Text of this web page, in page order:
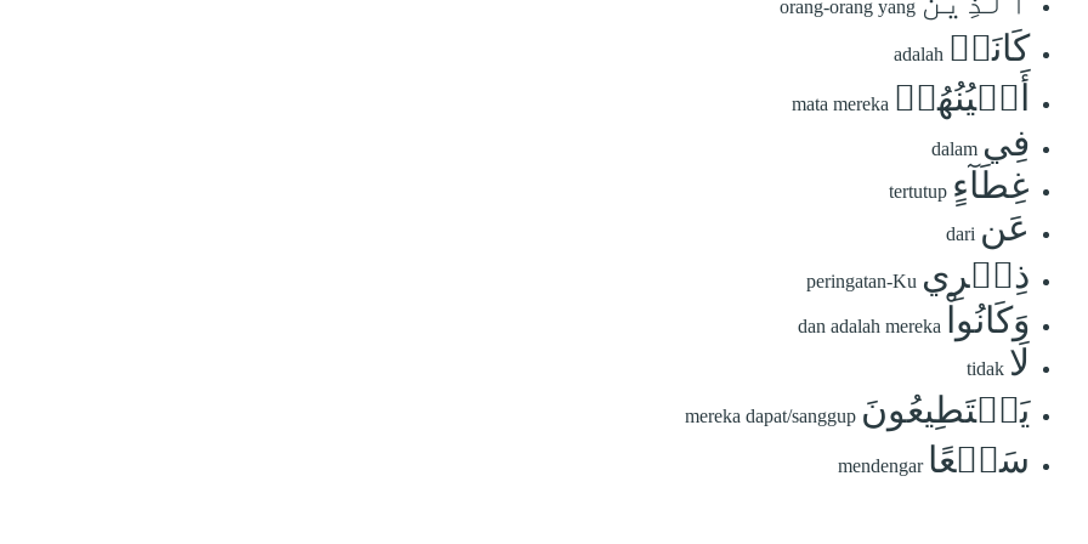
orang-orang yang
كَانَتۡ adalah
أَعۡيُنُهُمۡ mata mereka
فِي dalam
غِطَآءٍ tertutup
عَن dari
ذِكۡرِي peringatan-Ku
وَكَانُواْ dan adalah mereka
لَا tidak
يَسۡتَطِيعُونَ mereka dapat/sanggup
سَمۡعًا mendengar